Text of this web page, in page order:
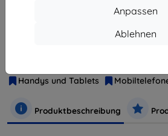
Anpassen
Ablehnen
Handys und Tablets
Produktbeschreibung